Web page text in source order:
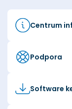
Centrum
Podpora
Software